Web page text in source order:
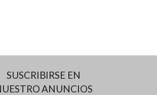
SUSCRIBIRSE EN
ANUNCIOS